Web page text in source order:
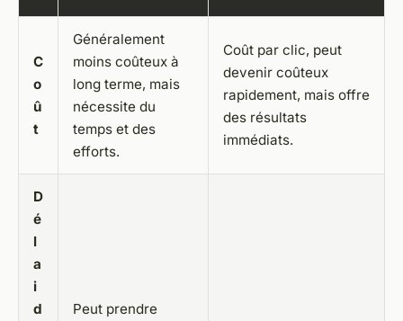
C
o
û
t
Généralement
moins coûteux à
long terme, mais
nécessite du
temps et des
efforts.
Coût par clic, peut
devenir coûteux
rapidement, mais offre
des résultats
immédiats.
D
é
l
a
i
d
Peut prendre